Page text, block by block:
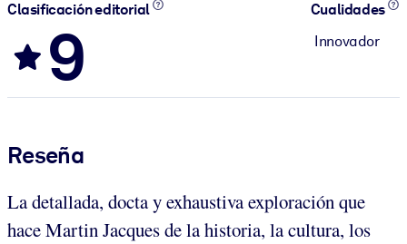
Clasificación editorial
9
Cualidades
Innovador
Reseña
La detallada, docta y exhaustiva exploración que
hace Martin Jacques de la historia, la cultura, los